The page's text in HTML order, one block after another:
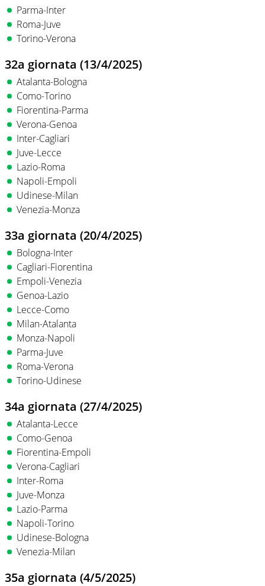
Parma-Inter
Roma-Juve
Torino-Verona
32a giornata (13/4/2025)
Atalanta-Bologna
Como-Torino
Fiorentina-Parma
Verona-Genoa
Inter-Cagliari
Juve-Lecce
Lazio-Roma
Napoli-Empoli
Udinese-Milan
Venezia-Monza
33a giornata (20/4/2025)
Bologna-Inter
Cagliari-Fiorentina
Empoli-Venezia
Genoa-Lazio
Lecce-Como
Milan-Atalanta
Monza-Napoli
Parma-Juve
Roma-Verona
Torino-Udinese
34a giornata (27/4/2025)
Atalanta-Lecce
Como-Genoa
Fiorentina-Empoli
Verona-Cagliari
Inter-Roma
Juve-Monza
Lazio-Parma
Napoli-Torino
Udinese-Bologna
Venezia-Milan
35a giornata (4/5/2025)